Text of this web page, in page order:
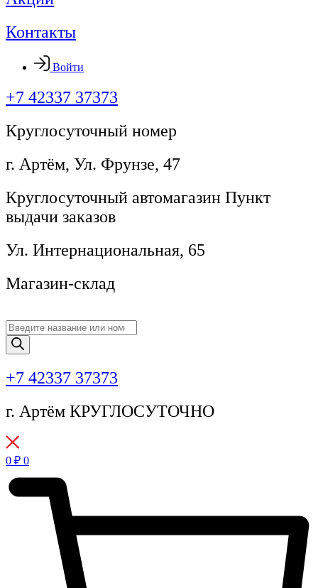
Контакты
Войти
+7 42337 37373
Круглосуточный номер
г. Артём, ​Ул. Фрунзе, 47
Круглосуточный автомагазин Пункт
выдачи заказов
Ул. Интернациональная, 65
Магазин-склад
Поиск
товаров
+7 42337 37373
г. Артём КРУГЛОСУТОЧНО
0 ₽ 0